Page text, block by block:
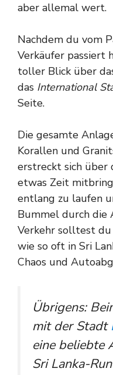
aber allemal wert.
Nachdem du vom
Verkäufer passiert
toller Blick über
das International
Seite.
Die gesamte
Korallen und
erstreckt sich über
etwas Zeit
entlang zu laufen
Bummel durch die
Verkehr solltest du
wie so oft in Sri
Chaos und
Übrigens:
mit der Stadt
eine beliebte
Sri Lanka-